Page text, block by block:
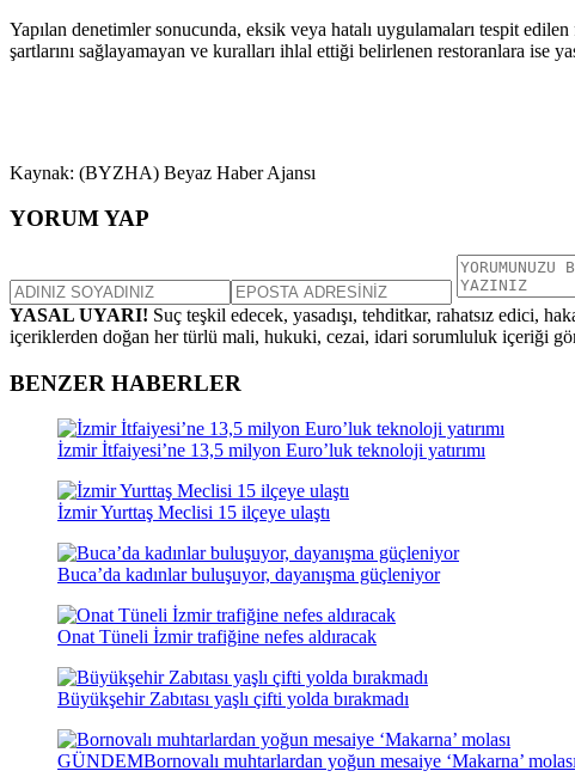
Yapılan denetimler sonucunda, eksik veya hatalı uygulamaları tespit
şartlarını sağlayamayan ve kuralları ihlal ettiği belirlenen restoranlara ise
Kaynak: (BYZHA) Beyaz Haber Ajansı
YORUM YAP
YASAL UYARI! Suç teşkil edecek, yasadışı, tehditkar, rahatsız edici,
içeriklerden doğan her türlü mali, hukuki, cezai, idari sorumluluk içeriği
BENZER HABERLER
İzmir İtfaiyesi’ne 13,5 milyon Euro’luk teknoloji yatırımı
İzmir Yurttaş Meclisi 15 ilçeye ulaştı
Buca’da kadınlar buluşuyor, dayanışma güçleniyor
Onat Tüneli İzmir trafiğine nefes aldıracak
Büyükşehir Zabıtası yaşlı çifti yolda bırakmadı
GÜNDEMBornovalı muhtarlardan yoğun mesaiye ‘Makarna’